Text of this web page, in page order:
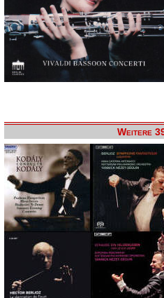
Weitere